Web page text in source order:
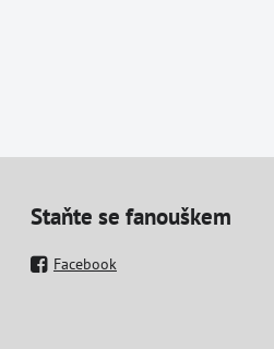
Staňte se fanouškem
Facebook